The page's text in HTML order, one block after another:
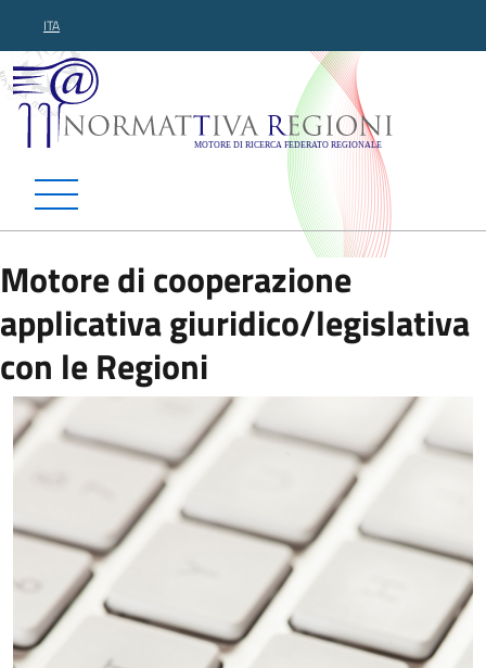
ITA
Normattiva Regioni -
Motore di cooperazione
applicativa giuridico/legislativa
con le Regioni